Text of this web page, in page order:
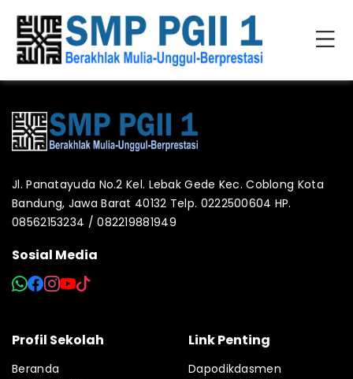
Jl. Panatayuda No.2 Kel. Lebak Gede Kec. Coblong Kota
Bandung, Jawa Barat 40132 Telp. 0222500604 HP.
08562153234 / 082219881949
Sosial Media
Profil Sekolah
Beranda
Link Penting
Dapodikdasmen